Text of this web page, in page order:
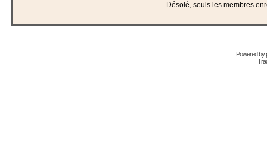
Désolé, seuls les membres
Powered by